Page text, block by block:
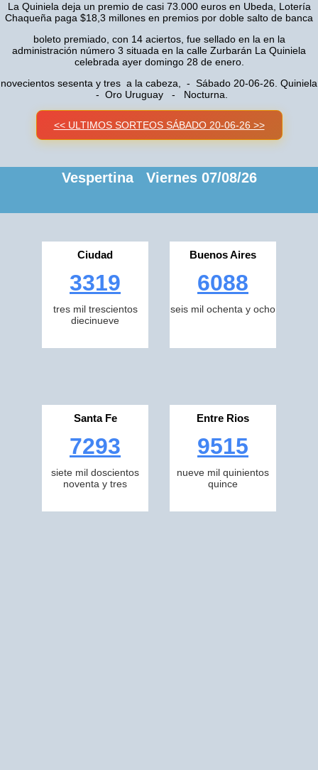
La Quiniela deja un premio de casi 73.000 euros en Ubeda, Lotería
Chaqueña paga $18,3 millones en premios por doble salto de banca
boleto premiado, con 14 aciertos, fue sellado en la en la
administración número 3 situada en la calle Zurbarán La Quiniela
celebrada ayer domingo 28 de enero.
novecientos sesenta y tres a la cabeza, - Sábado 20-06-26. Quiniela
- Oro Uruguay - Nocturna.
<< ULTIMOS SORTEOS SÁBADO 20-06-26 >>
Vespertina Viernes 07/08/26
Ciudad
3319
tres mil trescientos
diecinueve
Buenos Aires
6088
seis mil ochenta y ocho
Santa Fe
7293
siete mil doscientos
noventa y tres
Entre Rios
9515
nueve mil quinientos
quince